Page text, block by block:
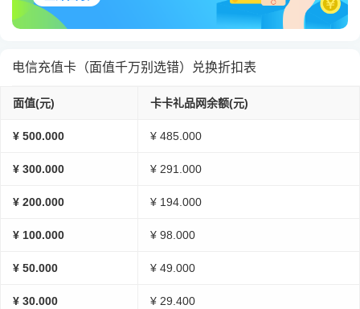
电信充值卡（面值千万别选错）兑换折扣表
面值(元) 卡卡礼品网余额(元)
¥ 500.000 ¥ 485.000
¥ 300.000 ¥ 291.000
¥ 200.000 ¥ 194.000
¥ 100.000 ¥ 98.000
¥ 50.000 ¥ 49.000
¥ 30.000 ¥ 29.400